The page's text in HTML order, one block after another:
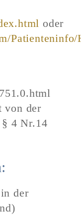
oder
von der
§ 4 Nr.14
der